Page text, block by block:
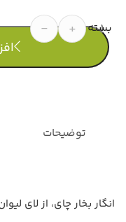
تعداد
توضیحات
انگار بخار چای، از لای